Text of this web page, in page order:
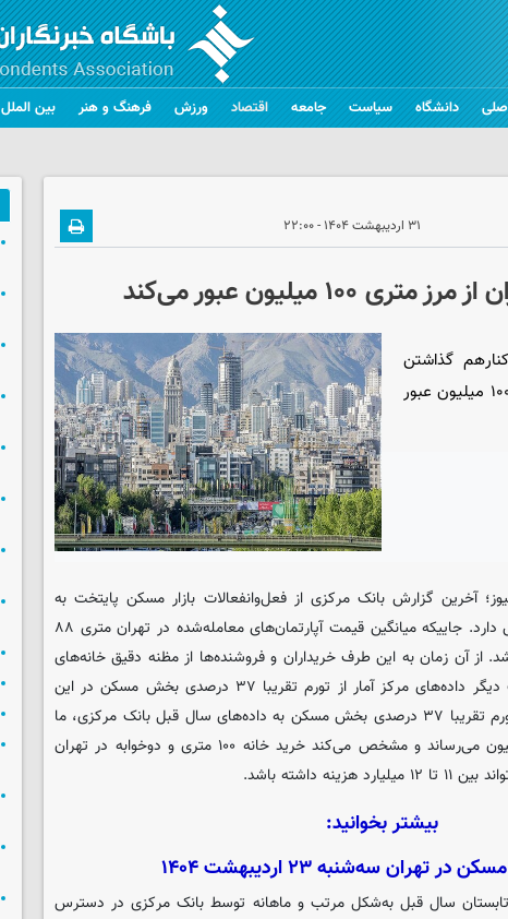
دانشگاه سیاست جامعه اقتصاد ورزش فرهنگ و هنر بین الملل
۳۱ اردیبهشت ۱۴۰۴ - ۲۲:۰۰
میلیون عبور می‌کند
گذاشتن
داده‌های رسمی از مرز متری ۱۰۰ میلیون عبور
؛ آخرین گزارش بانک مرکزی از فعل‌وانفعالات بازار مسکن پایتخت به
اوایل تابستان سال قبل اختصاص دارد. جاییکه میانگین قیمت آپارتمان‌های معامله‌شده در تهران متری ۸۸
اعلام شد. از آن زمان به این طرف خریداران و فروشنده‌ها از مظنه دقیق خانه‌های
تهران خبر ندارند اما از یک طرف دیگر داده‌های مرکز آمار از تورم تقریبا ۳۷ درصدی بخش مسکن در این
مدت حکایت دارد. اضافه شدن تورم تقریبا ۳۷ درصدی بخش مسکن به داده‌های سال قبل بانک مرکزی، ما
را به عددی نزدیک متری ۱۱۶ میلیون می‌رساند و مشخص می‌کند خرید خانه ۱۰۰ متری و دوخوابه در تهران
داشته باشد.
بیشتر بخوانید:
تهران سه‌شنبه ۲۳ اردیبهشت ۱۴۰۴
سال قبل به‌شکل مرتب و ماهانه توسط بانک مرکزی در دسترس